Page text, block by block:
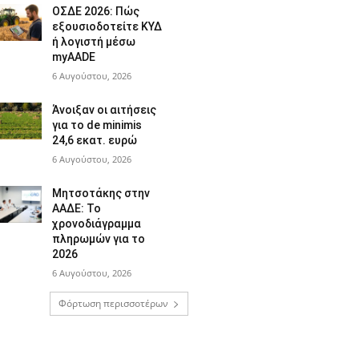
ΟΣΔΕ 2026: Πώς
εξουσιοδοτείτε ΚΥΔ
ή λογιστή μέσω
myAADE
6 Αυγούστου, 2026
Άνοιξαν οι αιτήσεις
για το de minimis
24,6 εκατ. ευρώ
6 Αυγούστου, 2026
Μητσοτάκης στην
ΑΑΔΕ: Το
χρονοδιάγραμμα
πληρωμών για το
2026
6 Αυγούστου, 2026
Φόρτωση περισσοτέρων